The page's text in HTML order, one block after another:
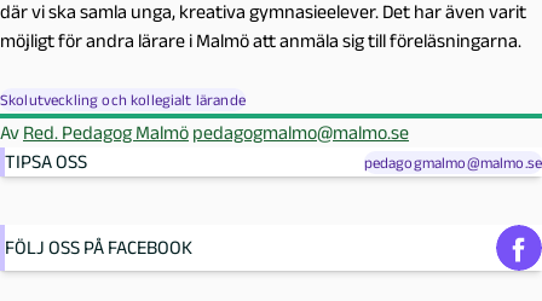
där vi ska samla unga, kreativa gymnasieelever. Det har även varit
möjligt för andra lärare i Malmö att anmäla sig till föreläsningarna.
Skolutveckling och kollegialt lärande
Av Red. Pedagog Malmö pedagogmalmo@malmo.se
TIPSA OSS
pedagogmalmo@malmo.se
FÖLJ OSS PÅ FACEBOOK